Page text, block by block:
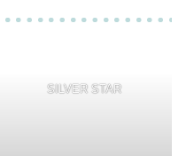
SILVER STAR